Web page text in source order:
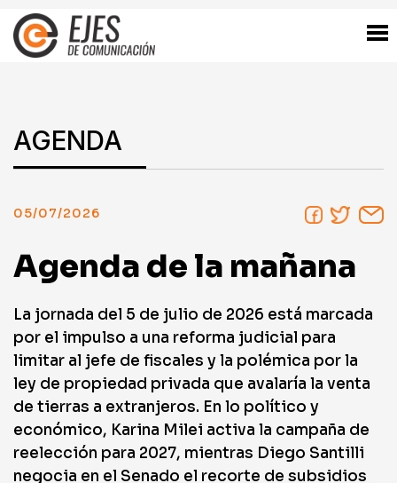
AGENDA
05/07/2026
Agenda de la mañana
La jornada del 5 de julio de 2026 está marcada
por el impulso a una reforma judicial para
limitar al jefe de fiscales y la polémica por la
ley de propiedad privada que avalaría la venta
de tierras a extranjeros. En lo político y
económico, Karina Milei activa la campaña de
reelección para 2027, mientras Diego Santilli
negocia en el Senado el recorte de subsidios